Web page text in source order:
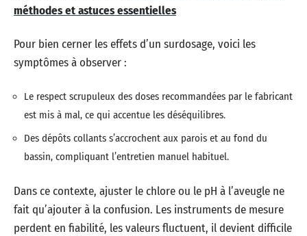
méthodes et astuces essentielles
Pour bien cerner les effets d’un surdosage, voici les
symptômes à observer :
Le respect scrupuleux des doses recommandées par le fabricant
est mis à mal, ce qui accentue les déséquilibres.
Des dépôts collants s’accrochent aux parois et au fond du
bassin, compliquant l’entretien manuel habituel.
Dans ce contexte, ajuster le chlore ou le pH à l’aveugle ne
fait qu’ajouter à la confusion. Les instruments de mesure
perdent en fiabilité, les valeurs fluctuent, il devient difficile